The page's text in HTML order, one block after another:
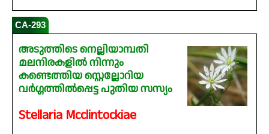
CA-293
അടുത്തിടെ നെല്ലിയാമ്പതി
മലനിരകളിൽ നിന്നും
കണ്ടെത്തിയ സ്റ്റെല്ലോറിയ
വർഗ്ഗത്തിൽപ്പെട്ട പുതിയ സസ്യം
Stellaria Mcclintockiae